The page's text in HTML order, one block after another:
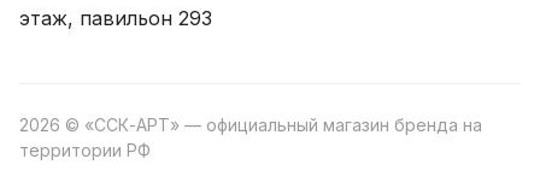
этаж, павильон 293
2026 © «ССК-АРТ» — официальный магазин бренда на
территории РФ